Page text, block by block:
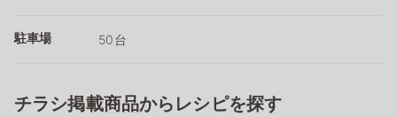
駐車場 50台
チラシ掲載商品からレシピを探す